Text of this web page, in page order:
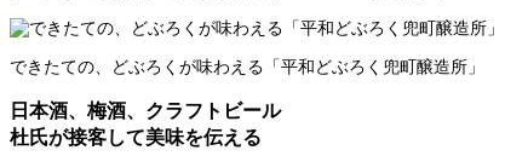
できたての、どぶろくが味わえる「平和どぶろく兜町醸造所」
日本酒、梅酒、クラフトビール
杜氏が接客して美味を伝える